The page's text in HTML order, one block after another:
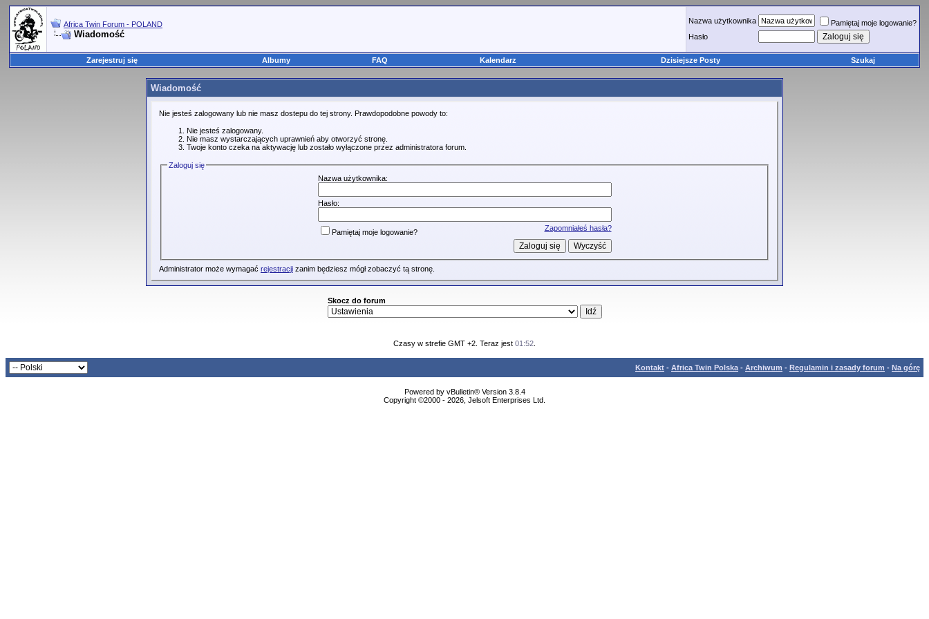
Africa Twin Forum - POLAND
Wiadomość
Nazwa użytkownika
Pamiętaj moje logowanie?
Hasło
Zarejestruj się Albumy FAQ Kalendarz Dzisiejsze Posty Szukaj
Wiadomość
Nie jesteś zalogowany lub nie masz dostepu do tej strony. Prawdopodobne powody to:
Nie jesteś zalogowany.
Nie masz wystarczających uprawnień aby otworzyć stronę.
Twoje konto czeka na aktywację lub zostało wyłączone przez administratora forum.
Zaloguj się
Nazwa użytkownika:
Hasło:
Zapomniałeś hasła?
Pamiętaj moje logowanie?
Administrator może wymagać rejestracji zanim będziesz mógł zobaczyć tą stronę.
Skocz do forum
Czasy w strefie GMT +2. Teraz jest 01:52
Kontakt - Africa Twin Polska - Archiwum - Regulamin i zasady forum - Na górę
Powered by vBulletin® Version 3.8.4
Copyright ©2000 - 2026, Jelsoft Enterprises Ltd.